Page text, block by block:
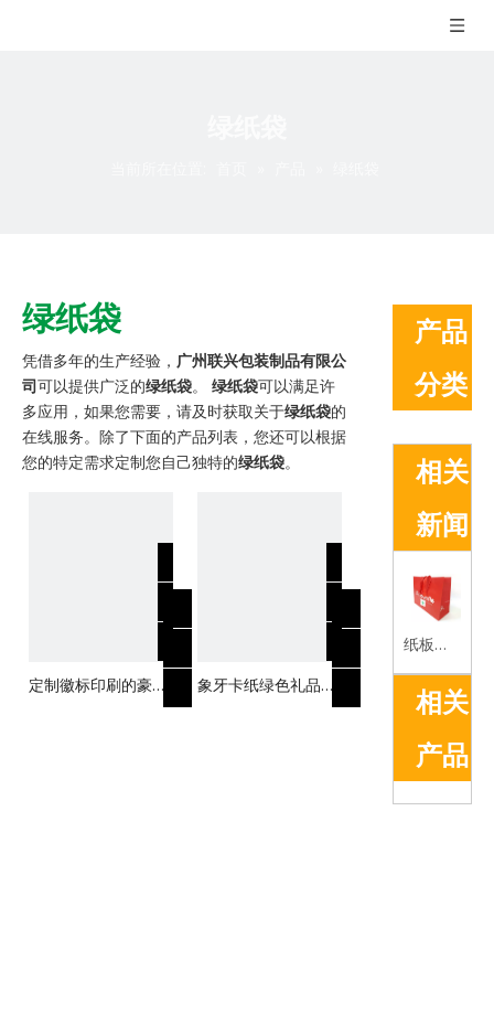
绿纸袋
凭借多年的生产经验， 广州联兴包装制品有限公
司可以提供广泛的绿纸袋。 绿纸袋可以满足许
多应用，如果您需要，请及时获取关于绿纸袋的
在线服务。除了下面的产品列表，您还可以根据
您的特定需求定制您自己独特的绿纸袋。
定制徽标印刷的豪华
纸袋，带有丝带蝴蝶
象牙卡纸绿色礼品纸
产品
分类
相关
新闻
纸板袋的优势简介
相关
产品